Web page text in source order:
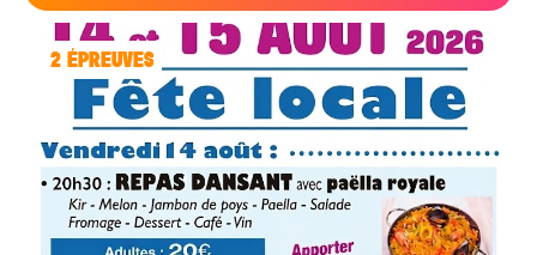
2 ÉPREUVES